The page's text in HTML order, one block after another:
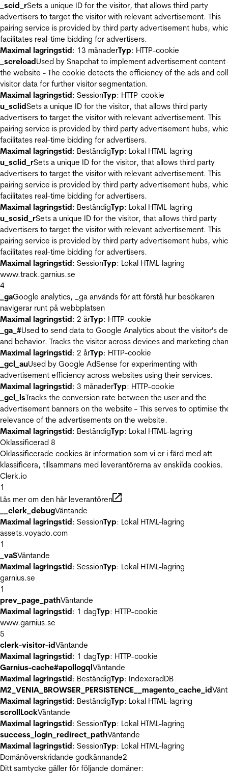
_scid_rSets a unique ID for the visitor, that allows third party
advertisers to target the visitor with relevant advertisement. This
pairing service is provided by third party advertisement hubs,
facilitates real-time bidding for advertisers.
Maximal lagringstid: 13 månaderTyp: HTTP-cookie
_screloadUsed by Snapchat to implement advertisement content
the website - The cookie detects the efficiency of the ads and
visitor data for further visitor segmentation.
Maximal lagringstid: SessionTyp: HTTP-cookie
u_sclidSets a unique ID for the visitor, that allows third party
advertisers to target the visitor with relevant advertisement. This
pairing service is provided by third party advertisement hubs,
facilitates real-time bidding for advertisers.
Maximal lagringstid: BeständigTyp: Lokal HTML-lagring
u_sclid_rSets a unique ID for the visitor, that allows third party
advertisers to target the visitor with relevant advertisement. This
pairing service is provided by third party advertisement hubs,
facilitates real-time bidding for advertisers.
Maximal lagringstid: BeständigTyp: Lokal HTML-lagring
u_scsid_rSets a unique ID for the visitor, that allows third party
advertisers to target the visitor with relevant advertisement. This
pairing service is provided by third party advertisement hubs,
facilitates real-time bidding for advertisers.
Maximal lagringstid: SessionTyp: Lokal HTML-lagring
www.track.garnius.se
4
_gaGoogle analytics, _ga används för att förstå hur besökaren
navigerar runt på webbplatsen
Maximal lagringstid: 2 årTyp: HTTP-cookie
_ga_#Used to send data to Google Analytics about the visitor's
and behavior. Tracks the visitor across devices and marketing
Maximal lagringstid: 2 årTyp: HTTP-cookie
_gcl_auUsed by Google AdSense for experimenting with
advertisement efficiency across websites using their services.
Maximal lagringstid: 3 månaderTyp: HTTP-cookie
_gcl_lsTracks the conversion rate between the user and the
advertisement banners on the website - This serves to optimise
relevance of the advertisements on the website.
Maximal lagringstid: BeständigTyp: Lokal HTML-lagring
Oklassificerad 8
Oklassificerade cookies är information som vi er i färd med att
klassificera, tillsammans med leverantörerna av enskilda cookies.
Clerk.io
1
Läs mer om den här leverantören
__clerk_debugVäntande
Maximal lagringstid: SessionTyp: Lokal HTML-lagring
assets.voyado.com
1
_vaSVäntande
Maximal lagringstid: SessionTyp: Lokal HTML-lagring
garnius.se
1
prev_page_pathVäntande
Maximal lagringstid: 1 dagTyp: HTTP-cookie
www.garnius.se
5
clerk-visitor-idVäntande
Maximal lagringstid: 1 dagTyp: HTTP-cookie
Garnius-cache#apollogqlVäntande
Maximal lagringstid: BeständigTyp: IndexeradDB
M2_VENIA_BROWSER_PERSISTENCE__magento_cache_id
Maximal lagringstid: BeständigTyp: Lokal HTML-lagring
scrollLockVäntande
Maximal lagringstid: SessionTyp: Lokal HTML-lagring
success_login_redirect_pathVäntande
Maximal lagringstid: SessionTyp: Lokal HTML-lagring
Domänöverskridande godkännande2
Ditt samtycke gäller för följande domäner: